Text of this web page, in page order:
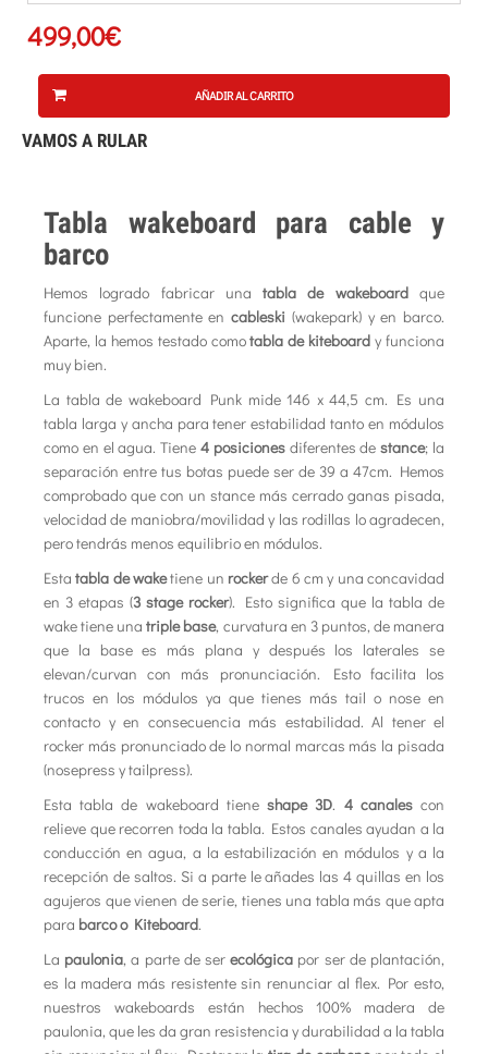
499,00€
AÑADIR AL CARRITO
VAMOS A RULAR
Tabla wakeboard para cable y
barco
Hemos logrado fabricar unatabla de wakeboardque
funcione perfectamente encableski (wakepark) y en barco.
Aparte, la hemos testado comotabla de kiteboard y funciona
muy bien.
La tabla de wakeboard Punk mide 146 x 44,5 cm. Es una
tabla larga y ancha para tener estabilidad tanto en módulos
como en el agua. Tiene 4 posicionesdiferentes destance; la
separación entre tus botas puede ser de 39 a 47cm. Hemos
comprobado que con un stance más cerrado ganas pisada,
velocidad de maniobra/movilidad y las rodillas lo agradecen,
pero tendrás menos equilibrio en módulos.
Estatabla de waketiene un rockerde 6 cm y una concavidad
en 3 etapas (3 stage rocker). Esto significa que la tabla de
wake tiene unatriple base, curvatura en 3 puntos, de manera
que la base es más plana y después los laterales se
elevan/curvan con más pronunciación. Esto facilita los
trucos en los módulos ya que tienes más tail o nose en
contacto y en consecuencia más estabilidad. Al tener el
rocker más pronunciado de lo normal marcas más la pisada
(nosepress y tailpress).
Esta tabla de wakeboard tieneshape 3D. 4 canalescon
relieve que recorren toda la tabla. Estos canales ayudan a la
conducción en agua, a la estabilización en módulos y a la
recepción de saltos. Si a parte le añades las 4 quillas en los
agujeros que vienen de serie, tienes una tabla más que apta
para barco o Kiteboard.
La paulonia, a parte de serecológica por ser de plantación,
es la madera más resistente sin renunciar al flex. Por esto,
nuestros wakeboards están hechos 100% madera de
paulonia, que les da gran resistencia y durabilidad a la tabla